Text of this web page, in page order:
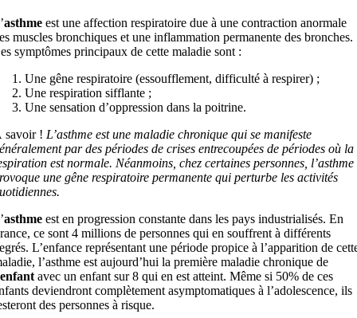
asthmeest une affection respiratoire due à une contraction anormale
muscles bronchiques et une inflammation permanente des bronches.
symptômes principaux de cette maladie sont :
Une gêne respiratoire (essoufflement, difficulté à respirer) ;
Une respiration sifflante ;
Une sensation d’oppression dans la poitrine.
savoir ! L’asthme est une maladie chronique qui se manifeste
par des périodes de crises entrecoupées de périodes où la
est normale. Néanmoins, chez certaines personnes, l’asthme
une gêne respiratoire permanente qui perturbe les activités
asthmeest en progression constante dans les pays industrialisés. En
ce sont 4 millions de personnes qui en souffrent à différents
L’enfance représentant une période propice à l’apparition de
l’asthme est aujourd’hui la première maladie chronique de
enfantavec un enfant sur 8 qui en est atteint. Même si 50% de ces
deviendront complètement asymptomatiques à l’adolescence, ils
des personnes à risque.